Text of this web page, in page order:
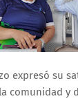
expresó su
comunidad y